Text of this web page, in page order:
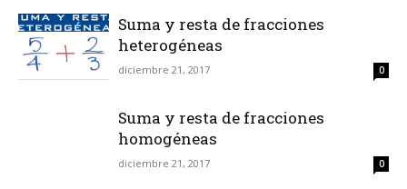
Suma y resta de fracciones
heterogéneas
diciembre 21, 2017 0
Suma y resta de fracciones
homogéneas
diciembre 21, 2017 0